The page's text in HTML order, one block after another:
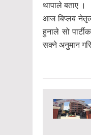
थापाले बताए ।
आज बिप्लब
हुनाले सो
सक्ने अनुमान